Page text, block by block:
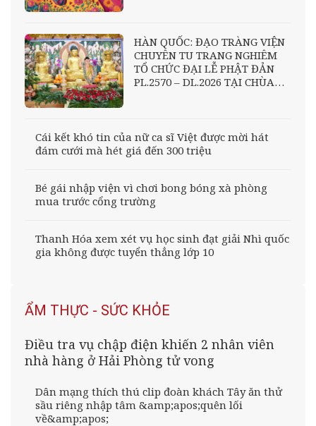
HÀN QUỐC: ĐẠO TRÀNG VIỆN
CHUYÊN TU TRANG NGHIÊM
TỔ CHỨC ĐẠI LỄ PHẬT ĐẢN
PL.2570 – DL.2026 TẠI CHÙA
Cái kết khó tin của nữ ca sĩ Việt được mời hát
đám cưới mà hét giá đến 300 triệu
Bé gái nhập viện vì chơi bong bóng xà phòng
mua trước cổng trường
Thanh Hóa xem xét vụ học sinh đạt giải Nhì quốc
gia không được tuyển thẳng lớp 10
ẨM THỰC - SỨC KHỎE
Điều tra vụ chập điện khiến 2 nhân viên
nhà hàng ở Hải Phòng tử vong
Dân mạng thích thú clip đoàn khách Tây ăn thử
sầu riêng nhập tâm &amp;apos;quên lối
về&amp;apos;